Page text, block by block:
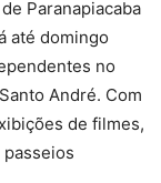
Paranapiacaba
até domingo
no
André. Com
de filmes,